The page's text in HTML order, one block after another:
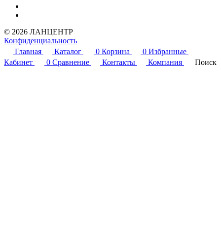
© 2026 ЛАНЦЕНТР
Конфиденциальность
Главная
Каталог 0 Корзина 0 Избранные
Кабинет
0 Сравнение Контакты Компания Поиск